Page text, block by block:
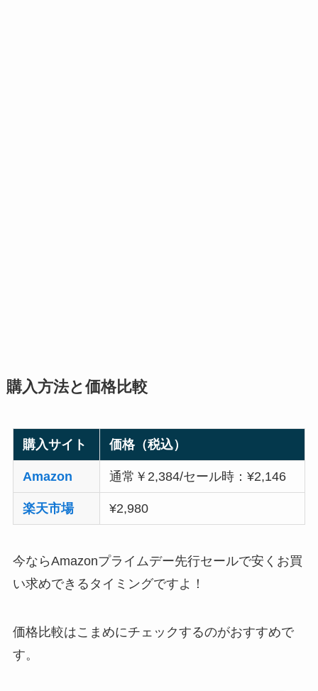
購入方法と価格比較
購入サイト 価格（税込）
Amazon 通常￥2,384/セール時：¥2,146
楽天市場 ¥2,980
今ならAmazonプライムデー先行セールで安くお買
い求めできるタイミングですよ！
価格比較はこまめにチェックするのがおすすめで
す。